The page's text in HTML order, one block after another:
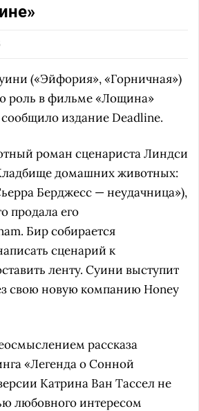
(«Эйфория», «Горничная»)
роль в фильме «Лощина»
издание Deadline.
роман сценариста Линдси
домашних животных:
Берджесс — неудачница»),
продала его
Бир собирается
сценарий к
ленту. Суини выступит
свою новую компанию Honey
рассказа
«Легенда о Сонной
Катрина Ван Тассел не
любовного интересом